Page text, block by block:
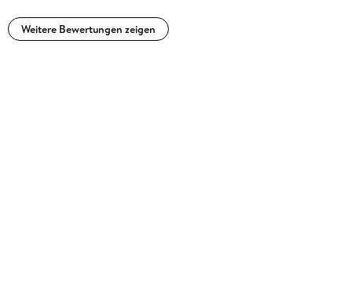
Entwicklungen. Statt Spannung entsteht häufig Verwirrung,
weil sehr viele Figuren eingeführt werden, von denen einige
Weitere Bewertungen zeigen